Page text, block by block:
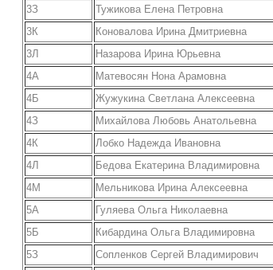
3З
Тужикова Елена Петровна
3К
Коновалова Ирина Дмитриевна
3Л
Назарова Ирина Юрьевна
4А
Матевосян Нона Арамовна
4Б
Жужукина Светлана Алексеевна
4З
Михайлова Любовь Анатольевна
4К
Лобко Надежда Ивановна
4Л
Бедова Екатерина Владимировна
4М
Мельникова Ирина Алексеевна
5А
Гуляева Ольга Николаевна
5Б
Кибардина Ольга Владимировна
5З
Сопленков Сергей Владимирович